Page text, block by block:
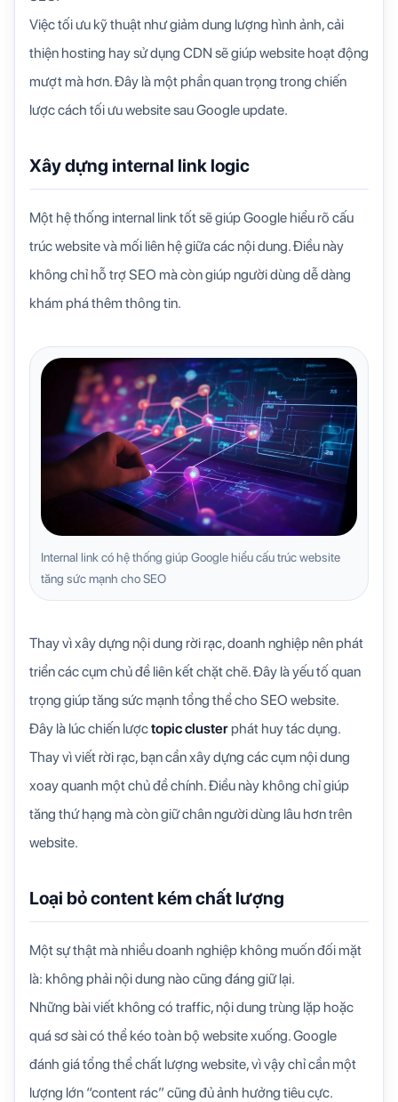
Việc tối ưu kỹ thuật như giảm dung lượng hình ảnh, cải
thiện hosting hay sử dụng CDN sẽ giúp website hoạt động
mượt mà hơn. Đây là một phần quan trọng trong chiến
lượccách tối ưu website sau Google update.
Xây dựng internal link logic
Một hệ thống internal link tốt sẽ giúp Google hiểu rõ cấu
trúc website và mối liên hệ giữa các nội dung. Điều này
không chỉ hỗ trợ SEO mà còn giúp người dùng dễ dàng
khám phá thêm thông tin.
Internal link có hệ thống giúp Google hiểu cấu trúc website
tăng sức mạnh cho SEO
Thay vì xây dựng nội dung rời rạc, doanh nghiệp nên phát
triển các cụm chủ đề liên kết chặt chẽ. Đây là yếu tố quan
trọng giúp tăng sức mạnh tổng thể cho SEO website.
Đây là lúc chiến lượctopic cluster phát huy tác dụng.
Thay vì viết rời rạc, bạn cần xây dựng các cụm nội dung
xoay quanh một chủ đề chính. Điều này không chỉ giúp
tăng thứ hạng mà còn giữ chân người dùng lâu hơn trên
website.
Loại bỏ content kém chất lượng
Một sự thật mà nhiều doanh nghiệp không muốn đối mặt
là: không phải nội dung nào cũng đáng giữ lại.
Những bài viết không có traffic, nội dung trùng lặp hoặc
quá sơ sài có thể kéo toàn bộ website xuống. Google
đánh giá tổng thể chất lượng website, vì vậy chỉ cần một
lượng lớn “content rác” cũng đủ ảnh hưởng tiêu cực.